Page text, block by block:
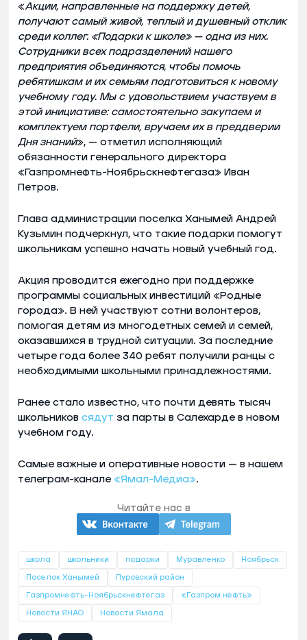
«Акции, направленные на поддержку детей,
получают самый живой, теплый и душевный отклик
среди коллег. «Подарки к школе» — одна из них.
Сотрудники всех подразделений нашего
предприятия объединяются, чтобы помочь
ребятишкам и их семьям подготовиться к новому
учебному году. Мы с удовольствием участвуем в
этой инициативе: самостоятельно закупаем и
комплектуем портфели, вручаем их в преддверии
Дня знаний», — отметил исполняющий
обязанности генерального директора
«Газпромнефть-Ноябрьскнефтегаза» Иван
Петров.
Глава администрации поселка Ханымей Андрей
Кузьмин подчеркнул, что такие подарки помогут
школьникам успешно начать новый учебный год.
Акция проводится ежегодно при поддержке
программы социальных инвестиций «Родные
города». В ней участвуют сотни волонтеров,
помогая детям из многодетных семей и семей,
оказавшихся в трудной ситуации. За последние
четыре года более 340 ребят получили ранцы с
необходимыми школьными принадлежностями.
Ранее стало известно, что почти девять тысяч
школьников сядут за парты в Салехарде в новом
учебном году.
Самые важные и оперативные новости — в нашем
телеграм-канале «Ямал-Медиа».
Читайте нас в
школа школьники подарки Муравленко Ноябрьск
Поселок Ханымей Пуровский район
Газпромнефть-Ноябрьскнефтегаз «Газпром нефть»
Новости ЯНАО Новости Ямала